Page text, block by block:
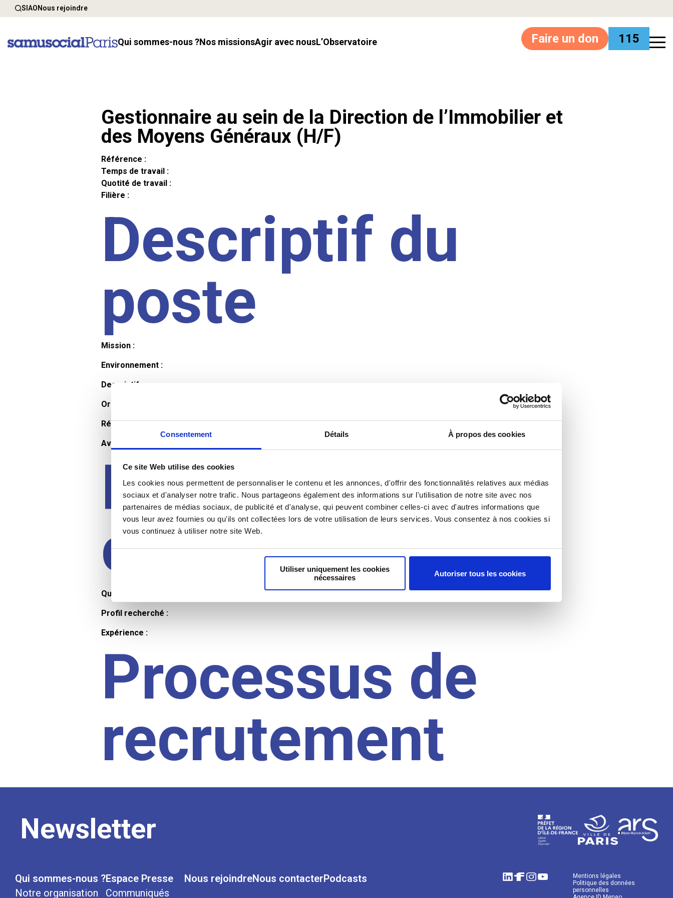
Consentement Détails À propos des cookies
Ce site Web utilise des cookies
Les cookies nous permettent de personnaliser le contenu et les annonces, d'offrir des fonctionnalités relatives aux médias
sociaux et d'analyser notre trafic. Nous partageons également des informations sur l'utilisation de notre site avec nos
partenaires de médias sociaux, de publicité et d'analyse, qui peuvent combiner celles-ci avec d'autres informations que
vous leur avez fournies ou qu'ils ont collectées lors de votre utilisation de leurs services. Vous consentez à nos cookies si
vous continuez à utiliser notre site Web.
Utiliser uniquement les cookies
nécessaires
Autoriser tous les cookies
SIAONous rejoindre
Qui sommes-nous ? Nos missions Agir avec nous l’Observatoire Faire un don 115
Gestionnaire au sein de la Direction de l’Immobilier et
des Moyens Généraux (H/F)
Référence :
Temps de travail :
Quotité de travail :
Filière :
Descriptif du
poste
Mission :
Environnement :
Descriptif :
Organisation et horaires :
Rémunération :
Avantages :
Profil du
candidat
Qualifications et diplômes :
Profil recherché :
Expérience :
Processus de
recrutement
Newsletter
Qui sommes-nous ?
Notre organisation
Espace Presse
Communiqués
Nous rejoindreNous contacterPodcasts
Mentions légales
Politique des données
personnelles